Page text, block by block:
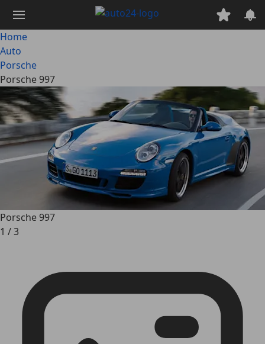
contenuto
principale
Home
Auto
Porsche
Porsche 997
Porsche 997
1 /3